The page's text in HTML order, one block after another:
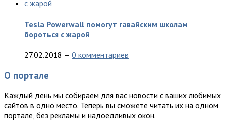
Tesla Powerwall помогут гавайским школам
бороться с жарой
27.02.2018 — 0 комментариев
О портале
Каждый день мы собираем для вас новости с ваших любимых
сайтов в одно место. Теперь вы сможете читать их на одном
портале, без рекламы и надоедливых окон.